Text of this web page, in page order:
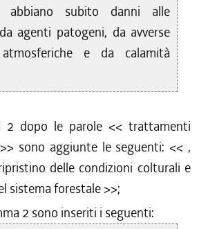
abbiano subito danni alle
agenti patogeni, da avverse
e da calamità
2 dopo le parole <<trattamenti
>> sono aggiunte le seguenti: << ,
delle condizioni colturali e
sistema forestale>>;
2 sono inseriti i seguenti: